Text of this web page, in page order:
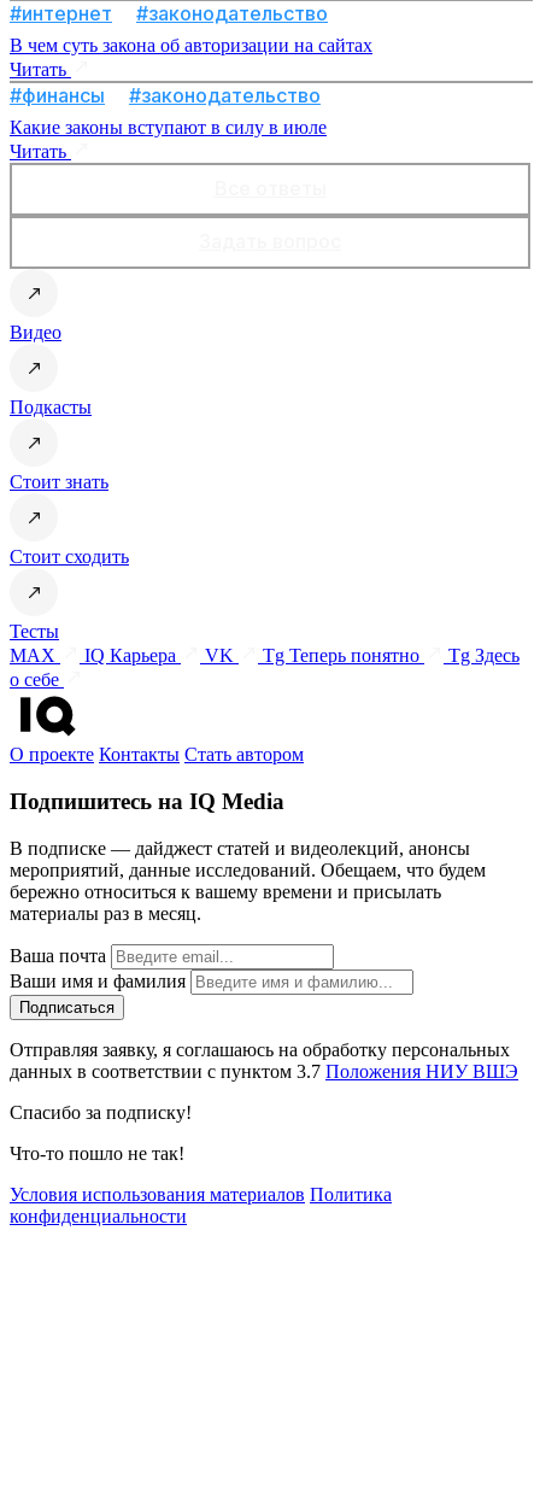
#интернет #законодательство
В чем суть закона об авторизации на сайтах
Читать
#финансы #законодательство
Какие законы вступают в силу в июле
Читать
Видео
Подкасты
Стоит знать
Стоит сходить
Тесты
MAX
IQ Карьера VK Tg Теперь понятно
Tg Здесь
о себе
О проекте Контакты Стать автором
Подпишитесь на IQ Media
В подписке — дайджест статей и видеолекций, анонсы
мероприятий, данные исследований. Обещаем, что будем
бережно относиться к вашему времени и присылать
материалы раз в месяц.
Ваша почта
Ваши имя и фамилия
Отправляя заявку, я соглашаюсь на обработку персональных
данных в соответствии с пунктом 3.7 Положения НИУ ВШЭ
Спасибо за подписку!
Что-то пошло не так!
Условия использования материалов Политика
конфиденциальности